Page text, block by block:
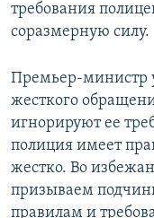
требования
соразмерную силу.
Премьер-министр
жесткого
игнорируют ее
полиция имеет
жестко. Во
призываем
правилам и